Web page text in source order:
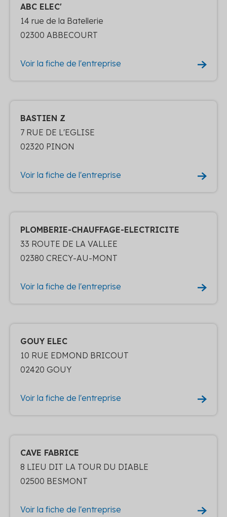
ABC ELEC'
14 rue de la Batellerie
02300 ABBECOURT
Voir la fiche de l'entreprise
BASTIEN Z
7 RUE DE L'EGLISE
02320 PINON
Voir la fiche de l'entreprise
PLOMBERIE-CHAUFFAGE-ELECTRICITE
33 ROUTE DE LA VALLEE
02380 CRECY-AU-MONT
Voir la fiche de l'entreprise
GOUY ELEC
10 RUE EDMOND BRICOUT
02420 GOUY
Voir la fiche de l'entreprise
CAVE FABRICE
8 LIEU DIT LA TOUR DU DIABLE
02500 BESMONT
Voir la fiche de l'entreprise